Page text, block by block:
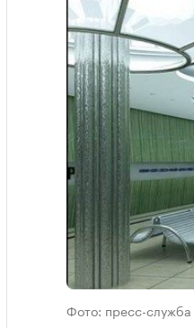
Фото: пресс-служба